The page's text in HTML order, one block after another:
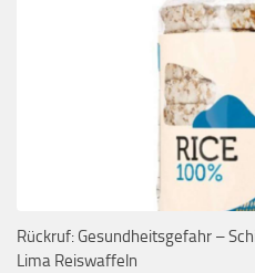
Rückruf: Gesundheitsgefahr –
Lima Reiswaffeln